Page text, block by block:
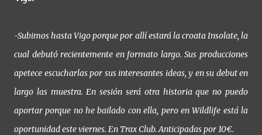
-Subimos hasta Vigo porque por allí estará la croata Insolate, la
cual debutó recientemente en formato largo. Sus producciones
apetece escucharlas por sus interesantes ideas, y en su debut en
largo las muestra. En sesión será otra historia que no puedo
aportar porque no he bailado con ella, pero en Wildlife está la
oportunidad este viernes. En Trax Club. Anticipadas por 10€.